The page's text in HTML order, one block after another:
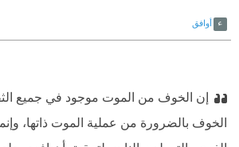
أوافق
إن الخوف من الموت موجود في جميع
الخوف بالضرورة من عملية الموت ذاتها،